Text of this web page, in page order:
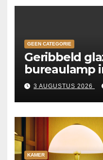
GEEN CATEGORIE
Geribbeld
bureaulamp
3 AUGUSTUS 2026
KAMER